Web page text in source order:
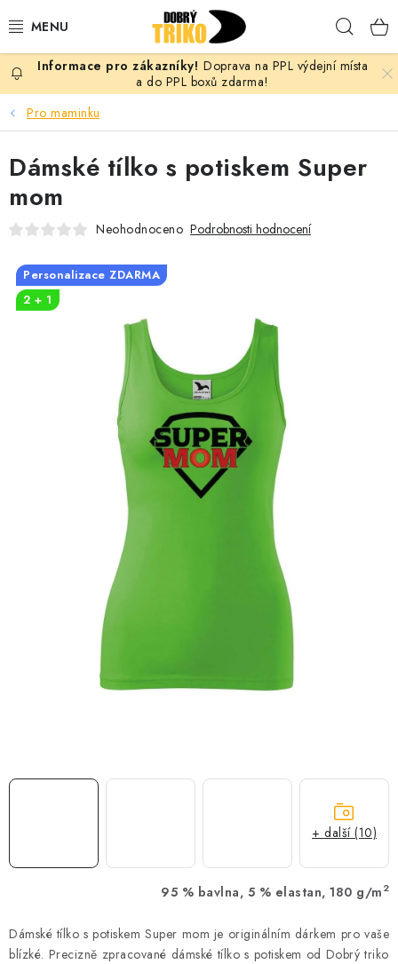
na
PRO ŽENY
PRO MUŽE
PRO DĚTI
PRO PÁRY
VLASTNÍ MOTIV
OKAMŽITĚ K ODBĚRU
MÁM SRDCE POMÁHÁM
PROVIZNÍ SYSTÉM
Časté otázky
Doprava na PPL výdejní místa
a do PPL boxů zdarma!
Pro maminku
95 % bavlna, 5 % elastan, 180 g/m 2
Dámské tílko s potiskem Super mom je originálním dárkem pro vaše
blízké. Precizně zpracované dámské tílko s potiskem od Dobrý triko
Dámské tílko s potiskem Super
mom
Neohodnoceno Podrobnosti hodnocení
Personalizace ZDARMA
2 + 1
+ další (10)